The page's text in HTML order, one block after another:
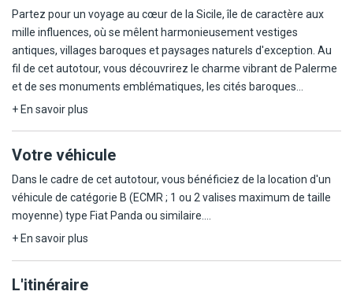
Partez pour un voyage au cœur de la Sicile, île de caractère aux
mille influences, où se mêlent harmonieusement vestiges
antiques, villages baroques et paysages naturels d'exception. Au
fil de cet autotour, vous découvrirez le charme vibrant de Palerme
et de ses monuments emblématiques, les cités baroques
classées au patrimoine mondial de l'UNESCO, ainsi que la
paysages lunaires uniques, pour une immersion complète entre
culture, histoire et nature. Ce voyage en toute liberté vous invite à
explorer la Sicile à votre rythme, au plus près de son art de vivre et
de ses trésors intemporels.
+ En savoir plus
Votre véhicule
Dans le cadre de cet autotour, vous bénéficiez de la location d'un
véhicule de catégorie B (ECMR ; 1 ou 2 valises maximum de taille
moyenne) type Fiat Panda ou similaire.
- Catégorie C (EDMR) type Peugeot 208 ou similaire
+ En savoir plus
L'itinéraire